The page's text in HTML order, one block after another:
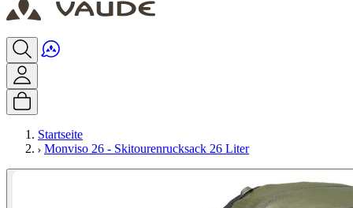
Startseite
Monviso 26 - Skitourenrucksack 26 Liter